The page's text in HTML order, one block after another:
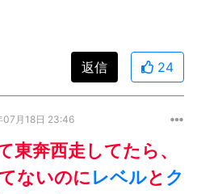
返信
24
07月18日 23:46
東奔西走してたら、
ないのにレベルと ク